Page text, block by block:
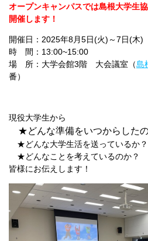
オープンキャンパスでは島根大学生
開催します！
開催日：2025年8月5日(火)～7日(木)
時 間：13:00~15:00
場 所：大学会館3階 大会議室（島
番）
現役大学生から
★どんな準備をいつからした
★どんな大学生活を送っているか？
★どんなことを考えているのか？
皆様にお伝えします！